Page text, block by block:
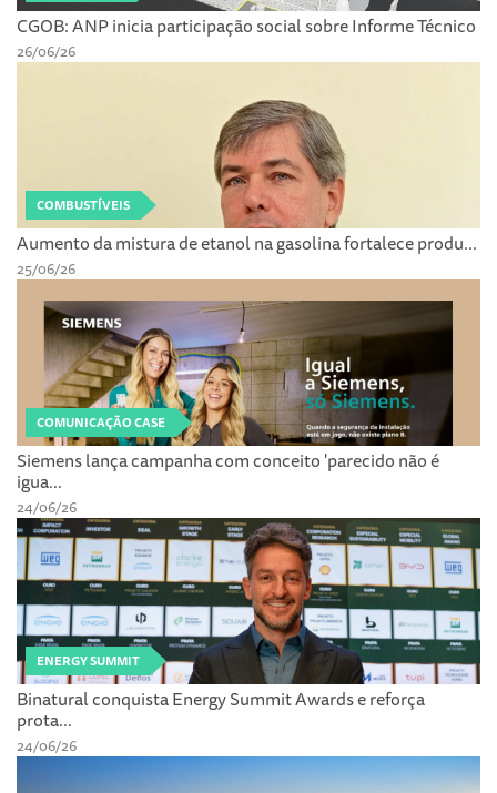
CGOB: ANP inicia participação social sobre Informe Técnico
26/06/26
COMBUSTÍVEIS
Aumento da mistura de etanol na gasolina fortalece produ...
25/06/26
COMUNICAÇÃO CASE
Siemens lança campanha com conceito 'parecido não é
igua...
24/06/26
ENERGY SUMMIT
Binatural conquista Energy Summit Awards e reforça
prota...
24/06/26